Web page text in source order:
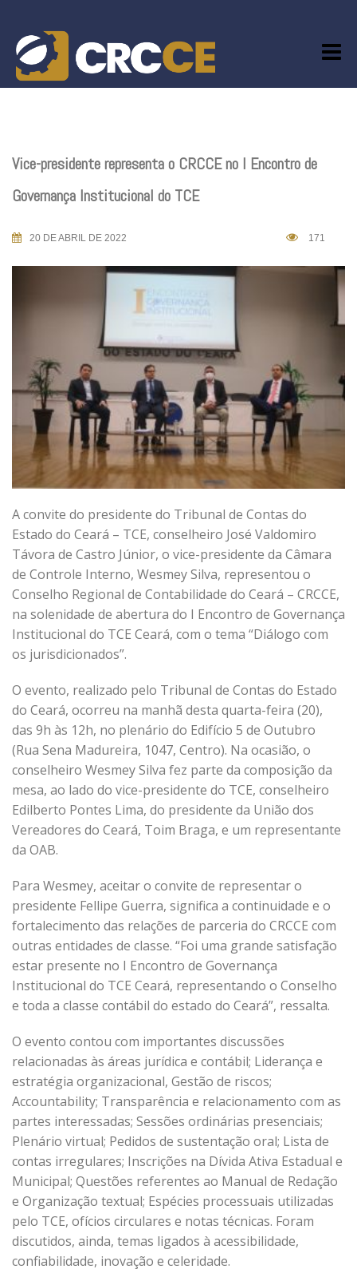
content
Vice-presidente representa o CRCCE no I Encontro de
Governança Institucional do TCE
20 DE ABRIL DE 2022 171
A convite do presidente do Tribunal de Contas do
Estado do Ceará – TCE, conselheiro José Valdomiro
Távora de Castro Júnior, o vice-presidente da Câmara
de Controle Interno, Wesmey Silva, representou o
Conselho Regional de Contabilidade do Ceará – CRCCE,
na solenidade de abertura do I Encontro de Governança
Institucional do TCE Ceará, com o tema “Diálogo com
os jurisdicionados”.
O evento, realizado pelo Tribunal de Contas do Estado
do Ceará, ocorreu na manhã desta quarta-feira (20),
das 9h às 12h, no plenário do Edifício 5 de Outubro
(Rua Sena Madureira, 1047, Centro). Na ocasião, o
conselheiro Wesmey Silva fez parte da composição da
mesa, ao lado do vice-presidente do TCE, conselheiro
Edilberto Pontes Lima, do presidente da União dos
Vereadores do Ceará, Toim Braga, e um representante
da OAB.
Para Wesmey, aceitar o convite de representar o
presidente Fellipe Guerra, significa a continuidade e o
fortalecimento das relações de parceria do CRCCE com
outras entidades de classe. “Foi uma grande satisfação
estar presente no I Encontro de Governança
Institucional do TCE Ceará, representando o Conselho
e toda a classe contábil do estado do Ceará”, ressalta.
O evento contou com importantes discussões
relacionadas às áreas jurídica e contábil; Liderança e
estratégia organizacional, Gestão de riscos;
Accountability; Transparência e relacionamento com as
partes interessadas; Sessões ordinárias presenciais;
Plenário virtual; Pedidos de sustentação oral; Lista de
contas irregulares; Inscrições na Dívida Ativa Estadual e
Municipal; Questões referentes ao Manual de Redação
e Organização textual; Espécies processuais utilizadas
pelo TCE, ofícios circulares e notas técnicas. Foram
discutidos, ainda, temas ligados à acessibilidade,
confiabilidade, inovação e celeridade.